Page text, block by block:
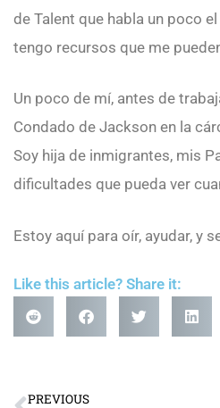
de Talent que habla un poco
tengo recursos que me
Un poco de mí, antes de
Condado de Jackson en la
Soy hija de inmigrantes, mis
dificultades que pueda ver
Estoy aquí para oír, ayudar, y
Like this article? Share it:
PREVIOUS